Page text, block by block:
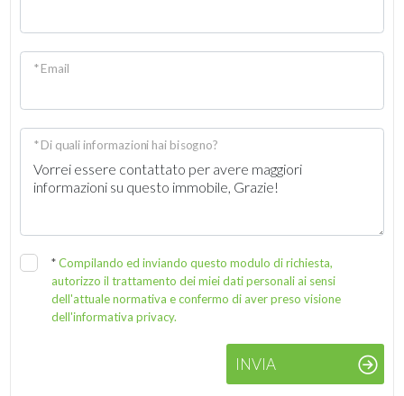
* Email
* Di quali informazioni hai bisogno?
*Compilando ed inviando questo modulo di richiesta,
autorizzo il trattamento dei miei dati personali ai sensi
dell'attuale normativa e confermo di aver preso visione
dell'informativa privacy.
INVIA